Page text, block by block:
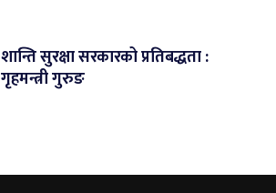
शान्ति सुरक्षा सरकारको प्रतिबद्धता :
गृहमन्त्री गुरुङ